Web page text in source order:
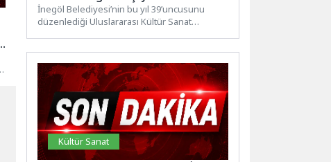
İnegöl Belediyesi’nin bu yıl 39’uncusunu
düzenlediği Uluslararası Kültür Sanat
Kültür Sanat